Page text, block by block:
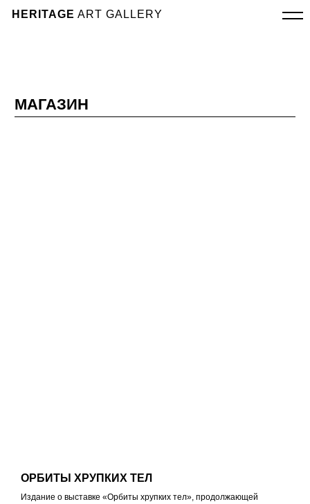
HERITAGE ART GALLERY
ОРБИТЫ ХРУПКИХ ТЕЛ
Издание о выставке «Орбиты хрупких тел», продолжающей